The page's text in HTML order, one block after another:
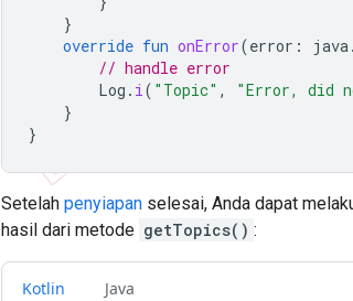
}
override fun onError(error : java.
// handle error
Log . i( "Topic" , "Error, did
}
}
Setelah penyiapan selesai, Anda dapat
hasil dari metode getTopics() :
Kotlin Java